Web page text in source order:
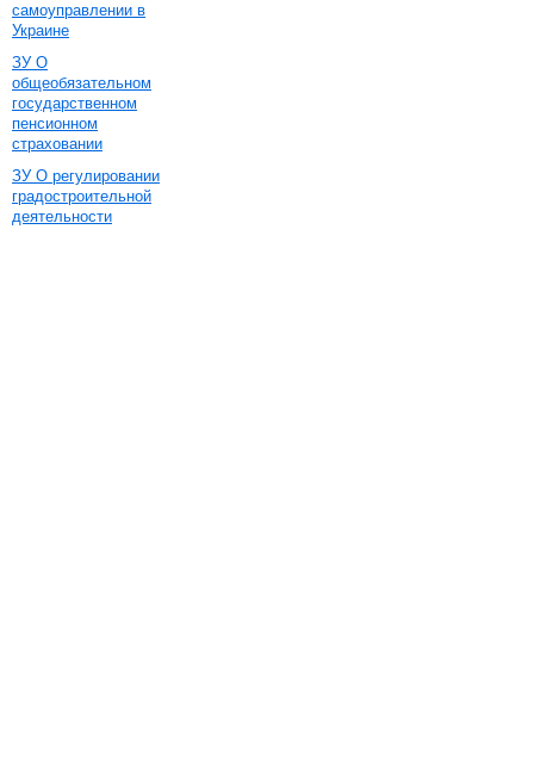
самоуправлении в
Украине
ЗУ О
общеобязательном
государственном
пенсионном
страховании
ЗУ О регулировании
градостроительной
деятельности